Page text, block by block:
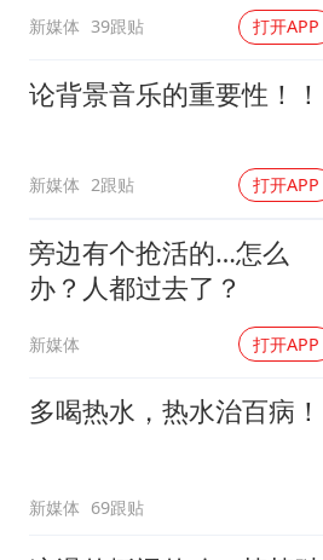
新媒体 39跟贴 打开APP
论背景音乐的重要性！！
新媒体 2跟贴 打开APP
旁边有个抢活的…怎么
办？人都过去了？
新媒体 打开APP
多喝热水，热水治百病！
新媒体 69跟贴